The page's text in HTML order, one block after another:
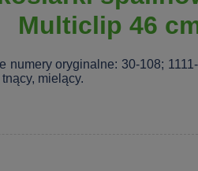
Multiclip 46
numery oryginalne: 30-108;
mielący.